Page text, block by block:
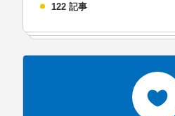
122 記事